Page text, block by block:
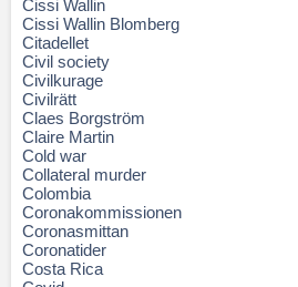
Cissi Wallin
Cissi Wallin Blomberg
Citadellet
Civil society
Civilkurage
Civilrätt
Claes Borgström
Claire Martin
Cold war
Collateral murder
Colombia
Coronakommissionen
Coronasmittan
Coronatider
Costa Rica